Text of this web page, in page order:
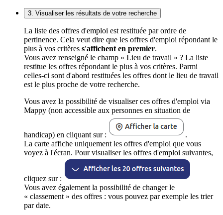
3. Visualiser les résultats de votre recherche
La liste des offres d'emploi est restituée par ordre de
pertinence. Cela veut dire que les offres d'emploi répondant le
plus à vos critères s'affichent en premier.
Vous avez renseigné le champ « Lieu de travail » ? La liste
restitue les offres répondant le plus à vos critères. Parmi
celles-ci sont d'abord restituées les offres dont le lieu de travail
est le plus proche de votre recherche.
Vous avez la possibilité de visualiser ces offres d'emploi via
Mappy (non accessible aux personnes en situation de
handicap) en cliquant sur :
.
La carte affiche uniquement les offres d'emploi que vous
voyez à l'écran. Pour visualiser les offres d'emploi suivantes,
cliquez sur :
Vous avez également la possibilité de changer le
« classement » des offres : vous pouvez par exemple les trier
par date.